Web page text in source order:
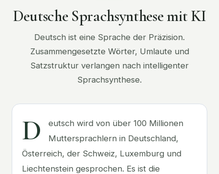
Deutsche Sprachsynthese mit KI
Deutsch ist eine Sprache der Präzision.
Zusammengesetzte Wörter, Umlaute und
Satzstruktur verlangen nach intelligenter
Sprachsynthese.
D
eutsch wird von über 100 Millionen
Muttersprachlern in Deutschland,
Österreich, der Schweiz, Luxemburg und
Liechtenstein gesprochen. Es ist die